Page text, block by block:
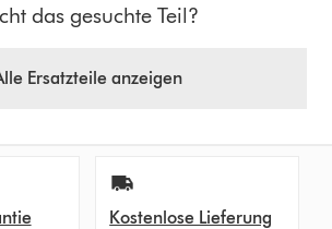
das gesuchte Teil?
Ersatzteile anzeigen
Kostenlose Lieferung